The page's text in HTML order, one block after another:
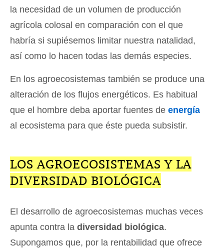
la necesidad de un volumen de producción
agrícola colosal en comparación con el que
habría si supiésemos limitar nuestra natalidad,
así como lo hacen todas las demás especies.
En los agroecosistemas también se produce una
alteración de los flujos energéticos. Es habitual
que el hombre deba aportar fuentes de energía
al ecosistema para que éste pueda subsistir.
LOS AGROECOSISTEMAS Y LA
DIVERSIDAD BIOLÓGICA
El desarrollo de agroecosistemas muchas veces
apunta contra la diversidad biológica.
Supongamos que, por la rentabilidad que ofrece